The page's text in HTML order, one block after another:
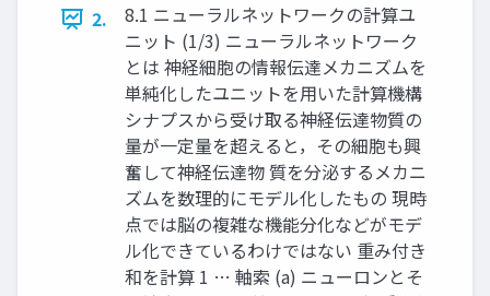
2.
8.1 ニューラルネットワークの計算ユ
ニット (1/3) ニューラルネットワーク
とは 神経細胞の情報伝達メカニズムを
単純化したユニットを用いた計算機構
シナプスから受け取る神経伝達物質の
量が一定量を超えると，その細胞も興
奮して神経伝達物 質を分泌するメカニ
ズムを数理的にモデル化したもの 現時
点では脳の複雑な機能分化などがモデ
ル化できているわけではない 重み付き
和を計算 1 … 軸索 (a) ニューロンとそ